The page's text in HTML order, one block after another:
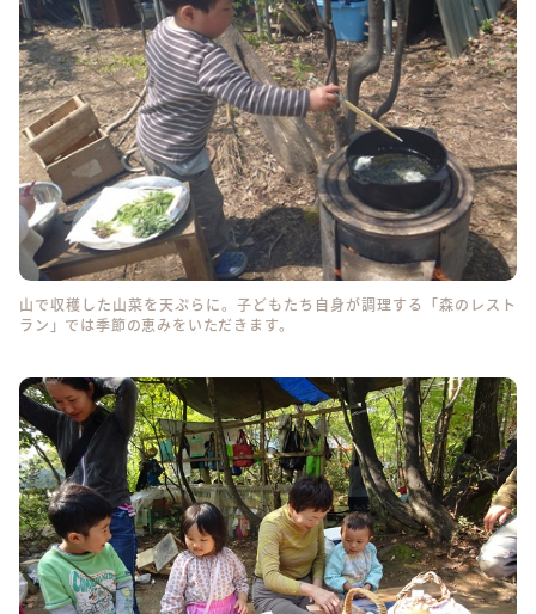
山で収穫した山菜を天ぷらに。子どもたち自身が調理する「森のレスト
ラン」では季節の恵みをいただきます。